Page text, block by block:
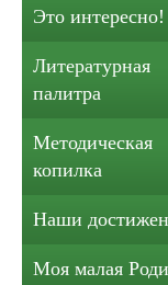
Это интересно!
Литературная
палитра
Методическая
копилка
Наши
Моя малая